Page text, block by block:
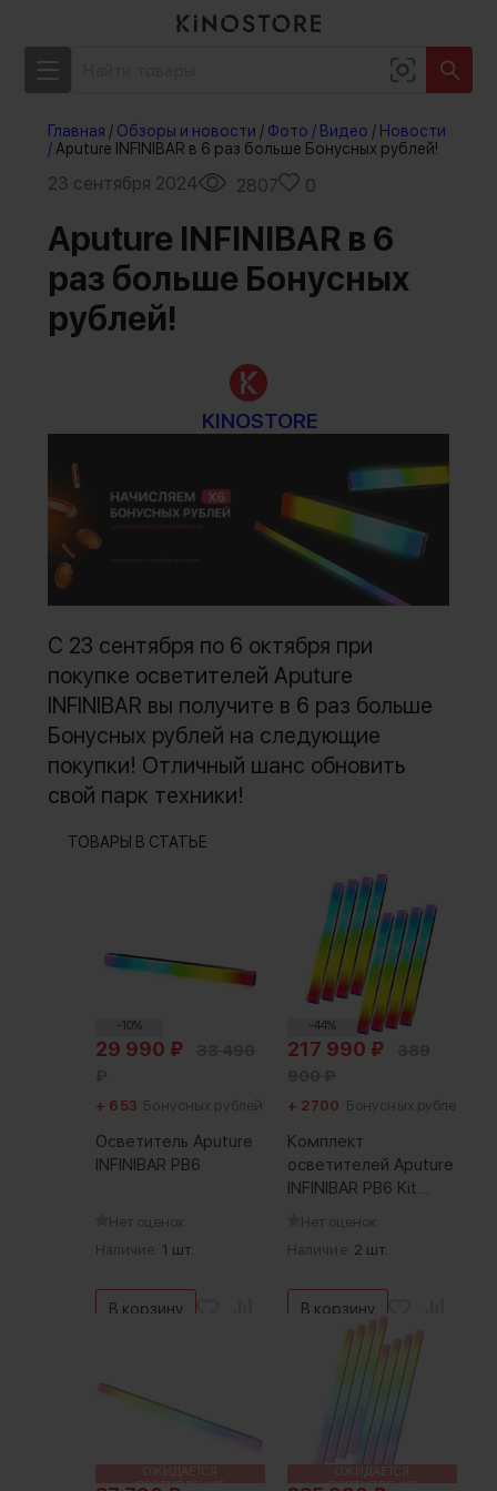
Главная / Обзоры и новости / Фото / Видео / Новости
/Aputure INFINIBAR в 6 раз больше Бонусных рублей!
23 сентября 2024 2807 0
Aputure INFINIBAR в 6
раз больше Бонусных
рублей!
KINOSTORE
С 23 сентября по 6 октября при
покупке осветителей Aputure
INFINIBAR вы получите в 6 раз больше
Бонусных рублей на следующие
покупки! Отличный шанс обновить
свой парк техники!
ТОВАРЫ В СТАТЬЕ
-10%
29 990 ₽
+ 653 Бонусных рублей
Осветитель Aputure
INFINIBAR PB6
Нет оценок
Наличие: 1 шт.
В корзину
-44%
217 990 ₽
+ 2700 Бонусных рублей
Комплект
осветителей Aputure
INFINIBAR PB6 Kit
Нет оценок
Наличие: 2 шт.
В корзину
ПОСТУПЛЕНИЕ
ПОСТУПЛЕНИЕ